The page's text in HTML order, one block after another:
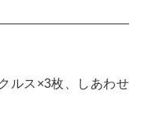
ルス×3枚、しあわせ